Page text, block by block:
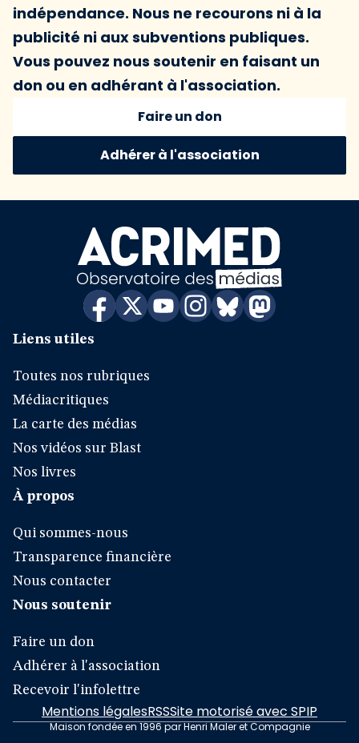
indépendance. Nous ne recourons ni à la
publicité ni aux subventions publiques.
Vous pouvez nous soutenir en faisant un
don ou en adhérant à l'association.
Faire un don
Adhérer à l'association
Liens utiles
Toutes nos rubriques
Médiacritiques
La carte des médias
Nos vidéos sur Blast
Nos livres
À propos
Qui sommes-nous
Transparence financière
Nous contacter
Nous soutenir
Faire un don
Adhérer à l'association
Recevoir l'infolettre
Mentions légalesRSSSite motorisé avec SPIP
Maison fondée en 1996 par Henri Maler et Compagnie